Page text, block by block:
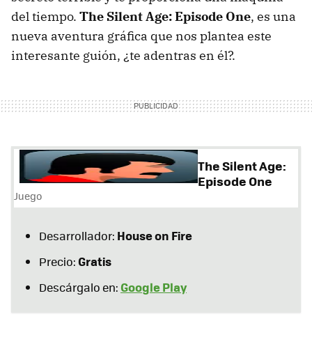
del tiempo. The Silent Age: Episode One, es una
nueva aventura gráfica que nos plantea este
interesante guión, ¿te adentras en él?.
The Silent Age:
Episode One
Juego
Desarrollador: House on Fire
Precio:Gratis
Descárgalo en: Google Play